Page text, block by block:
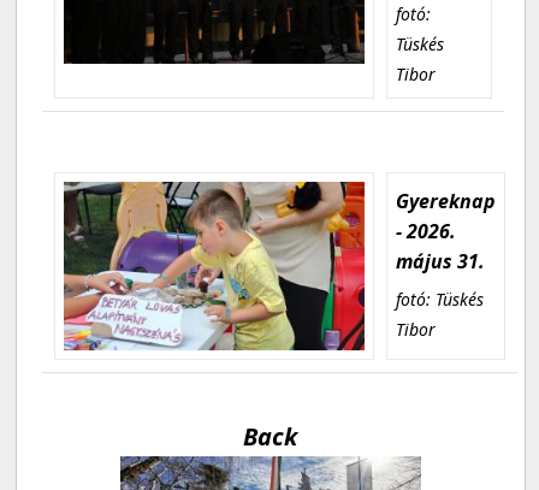
fotó:
Tüskés
Tibor
Gyereknap
- 2026.
május 31.
fotó: Tüskés
Tibor
Back